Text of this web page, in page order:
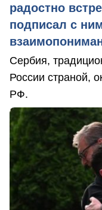
радостно
подписал с
Сербия,
России страной,
РФ.